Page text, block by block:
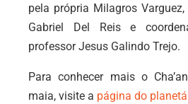
pela própria Milagros
Gabriel Del Reis e
professor Jesus Galindo Trejo.
Para conhecer mais o
maia, visite a página do